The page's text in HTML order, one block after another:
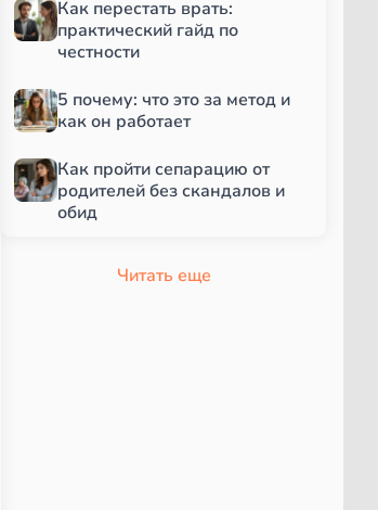
Как перестать врать:
практический гайд по
честности
5 почему: что это за метод и
как он работает
Как пройти сепарацию от
родителей без скандалов и
обид
Читать еще